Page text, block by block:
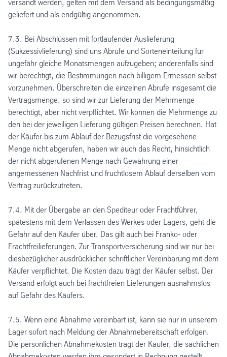
versandt werden, gelten mit dem Versand als bedingungsmäßig
geliefert und als endgültig angenommen.
7.3. Bei Abschlüssen mit fortlaufender Auslieferung
(Sukzessivlieferung) sind uns Abrufe und Sorteneinteilung für
ungefähr gleiche Monatsmengen aufzugeben; anderenfalls sind
wir berechtigt, die Bestimmungen nach billigem Ermessen selbst
vorzunehmen. Überschreiten die einzelnen Abrufe insgesamt die
Vertragsmenge, so sind wir zur Lieferung der Mehrmenge
berechtigt, aber nicht verpflichtet. Wir können die Mehrmenge zu
den bei der jeweiligen Lieferung gültigen Preisen berechnen. Hat
der Käufer bis zum Ablauf der Bezugsfrist die vorgesehene
Menge nicht abgerufen, haben wir auch das Recht, hinsichtlich
der nicht abgerufenen Menge nach Gewährung einer
angemessenen Nachfrist und fruchtlosem Ablauf derselben vom
Vertrag zurückzutreten.
7.4. Mit der Übergabe an den Spediteur oder Frachtführer,
spätestens mit dem Verlassen des Werkes oder Lagers, geht die
Gefahr auf den Käufer über. Das gilt auch bei Franko- oder
Frachtfreilieferungen. Zur Transportversicherung sind wir nur bei
diesbezüglicher ausdrücklicher schriftlicher Vereinbarung mit dem
Käufer verpflichtet. Die Kosten dazu trägt der Käufer selbst. Der
Versand erfolgt auch bei frachtfreien Lieferungen ausnahmslos
auf Gefahr des Käufers.
7.5. Wenn eine Abnahme vereinbart ist, kann sie nur in unserem
Lager sofort nach Meldung der Abnahmebereitschaft erfolgen.
Die persönlichen Abnahmekosten trägt der Käufer, die sachlichen